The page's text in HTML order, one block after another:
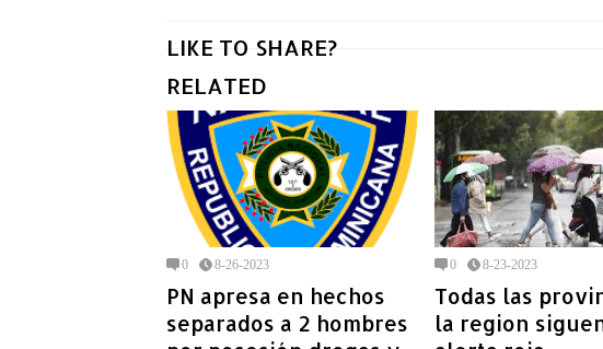
LIKE TO SHARE?
RELATED
0 8-26-2023
PN apresa en hechos
separados a 2 hombres
0 8-23-2023
Todas las
la region